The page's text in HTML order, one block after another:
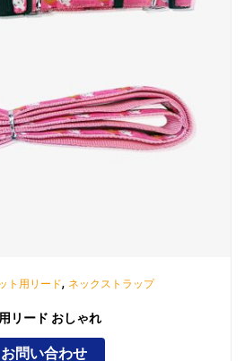
ト用リード, ネックストラップ
リード おしゃれ
お問い合わせ